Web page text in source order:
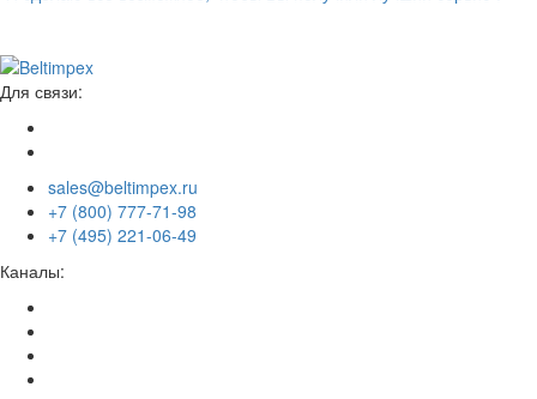
Для связи:
sales@beltimpex.ru
+7 (800) 777-71-98
+7 (495) 221-06-49
Каналы: